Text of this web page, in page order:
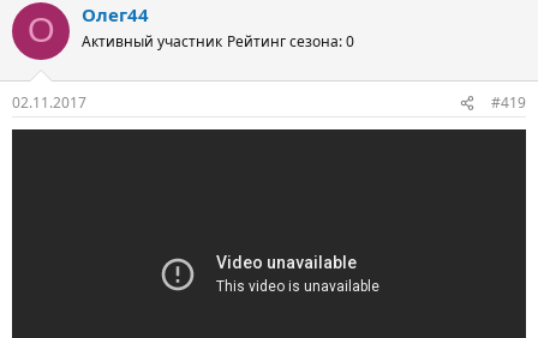
О Олег44
Активный участник Рейтинг сезона: 0
02.11.2017 #419